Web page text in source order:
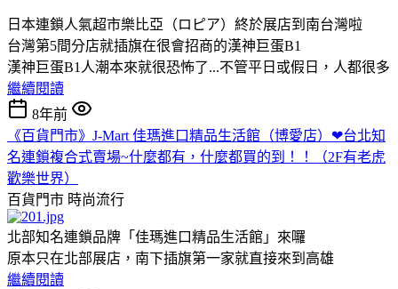
日本連鎖人氣超市樂比亞（ロピア）終於展店到南台灣啦
台灣第5間分店就插旗在很會招商的漢神巨蛋B1
漢神巨蛋B1人潮本來就很恐怖了...不管平日或假日，人都很多
繼續閱讀
8年前
《百貨門市》J-Mart 佳瑪進口精品生活館（博愛店）❤台北知
名連鎖複合式賣場~什麼都有，什麼都買的到！！（2F有老虎
歡樂世界）
百貨門市 時尚流行
北部知名連鎖品牌「佳瑪進口精品生活館」來囉
原本只在北部展店，南下插旗第一家就直接來到高雄
繼續閱讀